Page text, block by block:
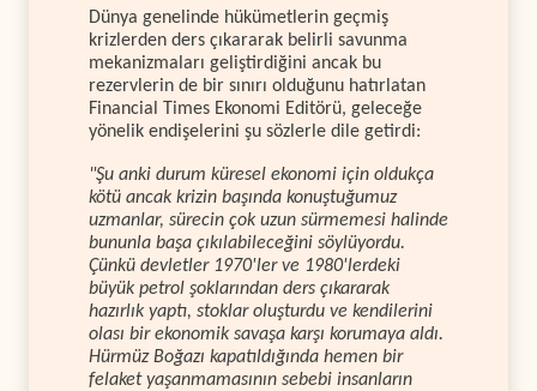
Dünya genelinde hükümetlerin geçmiş
krizlerden ders çıkararak belirli savunma
mekanizmaları geliştirdiğini ancak bu
rezervlerin de bir sınırı olduğunu hatırlatan
Financial Times Ekonomi Editörü, geleceğe
yönelik endişelerini şu sözlerle dile getirdi:
"Şu anki durum küresel ekonomi için oldukça
kötü ancak krizin başında konuştuğumuz
uzmanlar, sürecin çok uzun sürmemesi halinde
bununla başa çıkılabileceğini söylüyordu.
Çünkü devletler 1970'ler ve 1980'lerdeki
büyük petrol şoklarından ders çıkararak
hazırlık yaptı, stoklar oluşturdu ve kendilerini
olası bir ekonomik savaşa karşı korumaya aldı.
Hürmüz Boğazı kapatıldığında hemen bir
felaket yaşanmamasının sebebi insanların